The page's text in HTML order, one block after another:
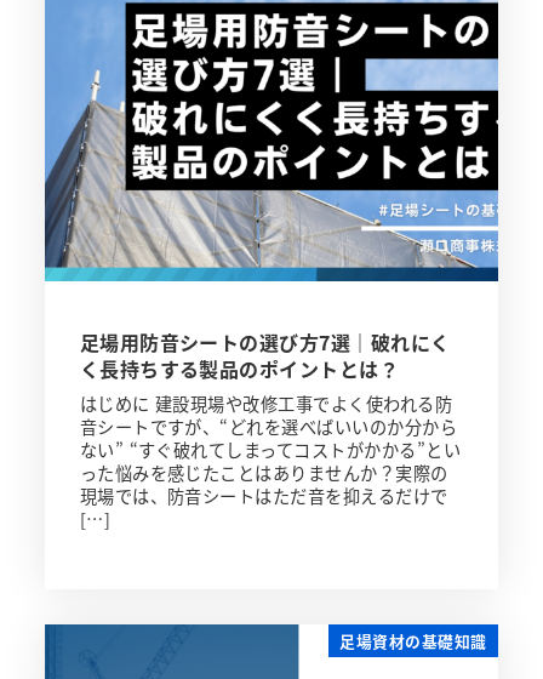
足場用防音シートの選び方7選｜破れにく
く長持ちする製品のポイントとは？
はじめに 建設現場や改修工事でよく使われる防
音シートですが、“どれを選べばいいのか分から
ない” “すぐ破れてしまってコストがかかる”とい
った悩みを感じたことはありませんか？実際の
現場では、防音シートはただ音を抑えるだけで
[…]
足場資材の基礎知識